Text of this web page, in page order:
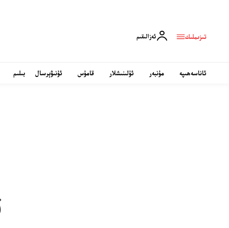
تىزىملىك ئەزالىقىم
ئاناسەھىپە مۇنبەر ئۇلىنىشلار قامۇس ئۇنىۋېرسال بىلىم